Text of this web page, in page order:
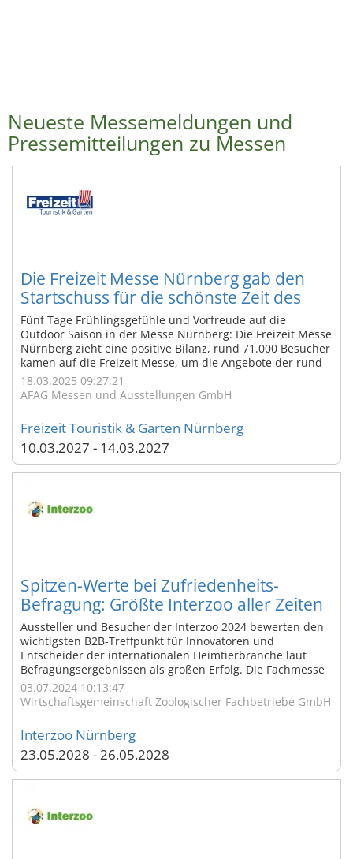
Neueste Messemeldungen und
Pressemitteilungen zu Messen
Die Freizeit Messe Nürnberg gab den
Startschuss für die schönste Zeit des
Jahres
Fünf Tage Frühlingsgefühle und Vorfreude auf die
Outdoor Saison in der Messe Nürnberg: Die Freizeit Messe
Nürnberg zieht eine positive Bilanz, rund 71.000 Besucher
kamen auf die Freizeit Messe, um die Angebote der rund
500 Aussteller zu entdecken und sich inspirieren zu
lassen. Im kommenden Jahr findet die Freizeit Messe vom
18.03.2025 09:27:21
AFAG Messen und Ausstellungen GmbH
Freizeit Touristik & Garten Nürnberg
10.03.2027 - 14.03.2027
Spitzen-Werte bei Zufriedenheits-
Befragung: Größte Interzoo aller Zeiten
begeistert Aussteller und Besucher
Aussteller und Besucher der Interzoo 2024 bewerten den
wichtigsten B2B-Treffpunkt für Innovatoren und
Entscheider der internationalen Heimtierbranche laut
Befragungsergebnissen als großen Erfolg. Die Fachmesse
zeigte auf ihrer 38. Veranstaltung eine außergewöhnliche
Vielfalt an Produktneuheiten, Trends und Services rund
ums Heimtier. Die bislang größte ...
03.07.2024 10:13:47
Wirtschaftsgemeinschaft Zoologischer Fachbetriebe GmbH
Interzoo Nürnberg
23.05.2028 - 26.05.2028